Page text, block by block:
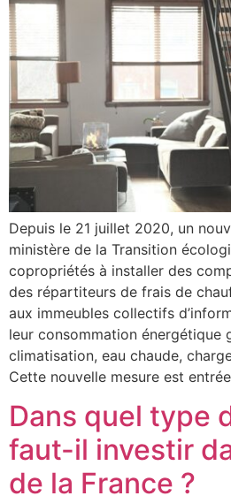
Depuis le 21 juillet 2020, un
ministère de la Transition
copropriétés à installer des
des répartiteurs de frais de
aux immeubles collectifs
leur consommation énergétique
climatisation, eau chaude,
Cette nouvelle mesure est
Dans quel type
faut-il investir
de la France ?